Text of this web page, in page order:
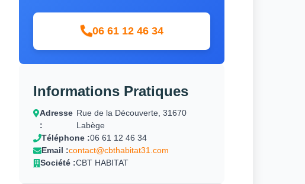
06 61 12 46 34
Informations Pratiques
Adresse
:
Rue de la Découverte, 31670
Labège
Téléphone :06 61 12 46 34
Email :contact@cbthabitat31.com
Société :CBT HABITAT